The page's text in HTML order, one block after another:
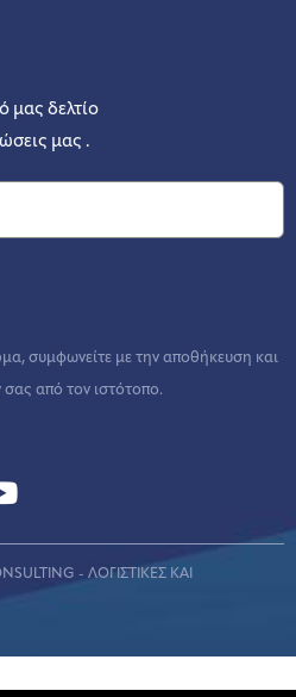
μας δελτίο
μας .
συμφωνείτε με την αποθήκευση και
από τον ιστότοπο.
- ΛΟΓΙΣΤΙΚΕΣ ΚΑΙ